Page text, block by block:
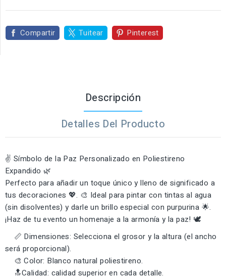
Compartir Tuitear Pinterest
Descripción
Detalles Del Producto
✌️ Símbolo de la Paz Personalizado en Poliestireno
Expandido 🌿
Perfecto para añadir un toque único y lleno de significado a
tus decoraciones 💖. 🎨 Ideal para pintar con tintas al agua
(sin disolventes) y darle un brillo especial con purpurina 🌟.
¡Haz de tu evento un homenaje a la armonía y la paz! 🕊️
📏 Dimensiones: Selecciona el grosor y la altura (el ancho
será proporcional).
🎨 Color: Blanco natural poliestireno.
🔝Calidad: calidad superior en cada detalle.